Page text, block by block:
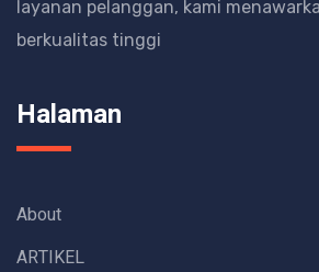
layanan pelanggan, kami
berkualitas tinggi
Halaman
About
ARTIKEL